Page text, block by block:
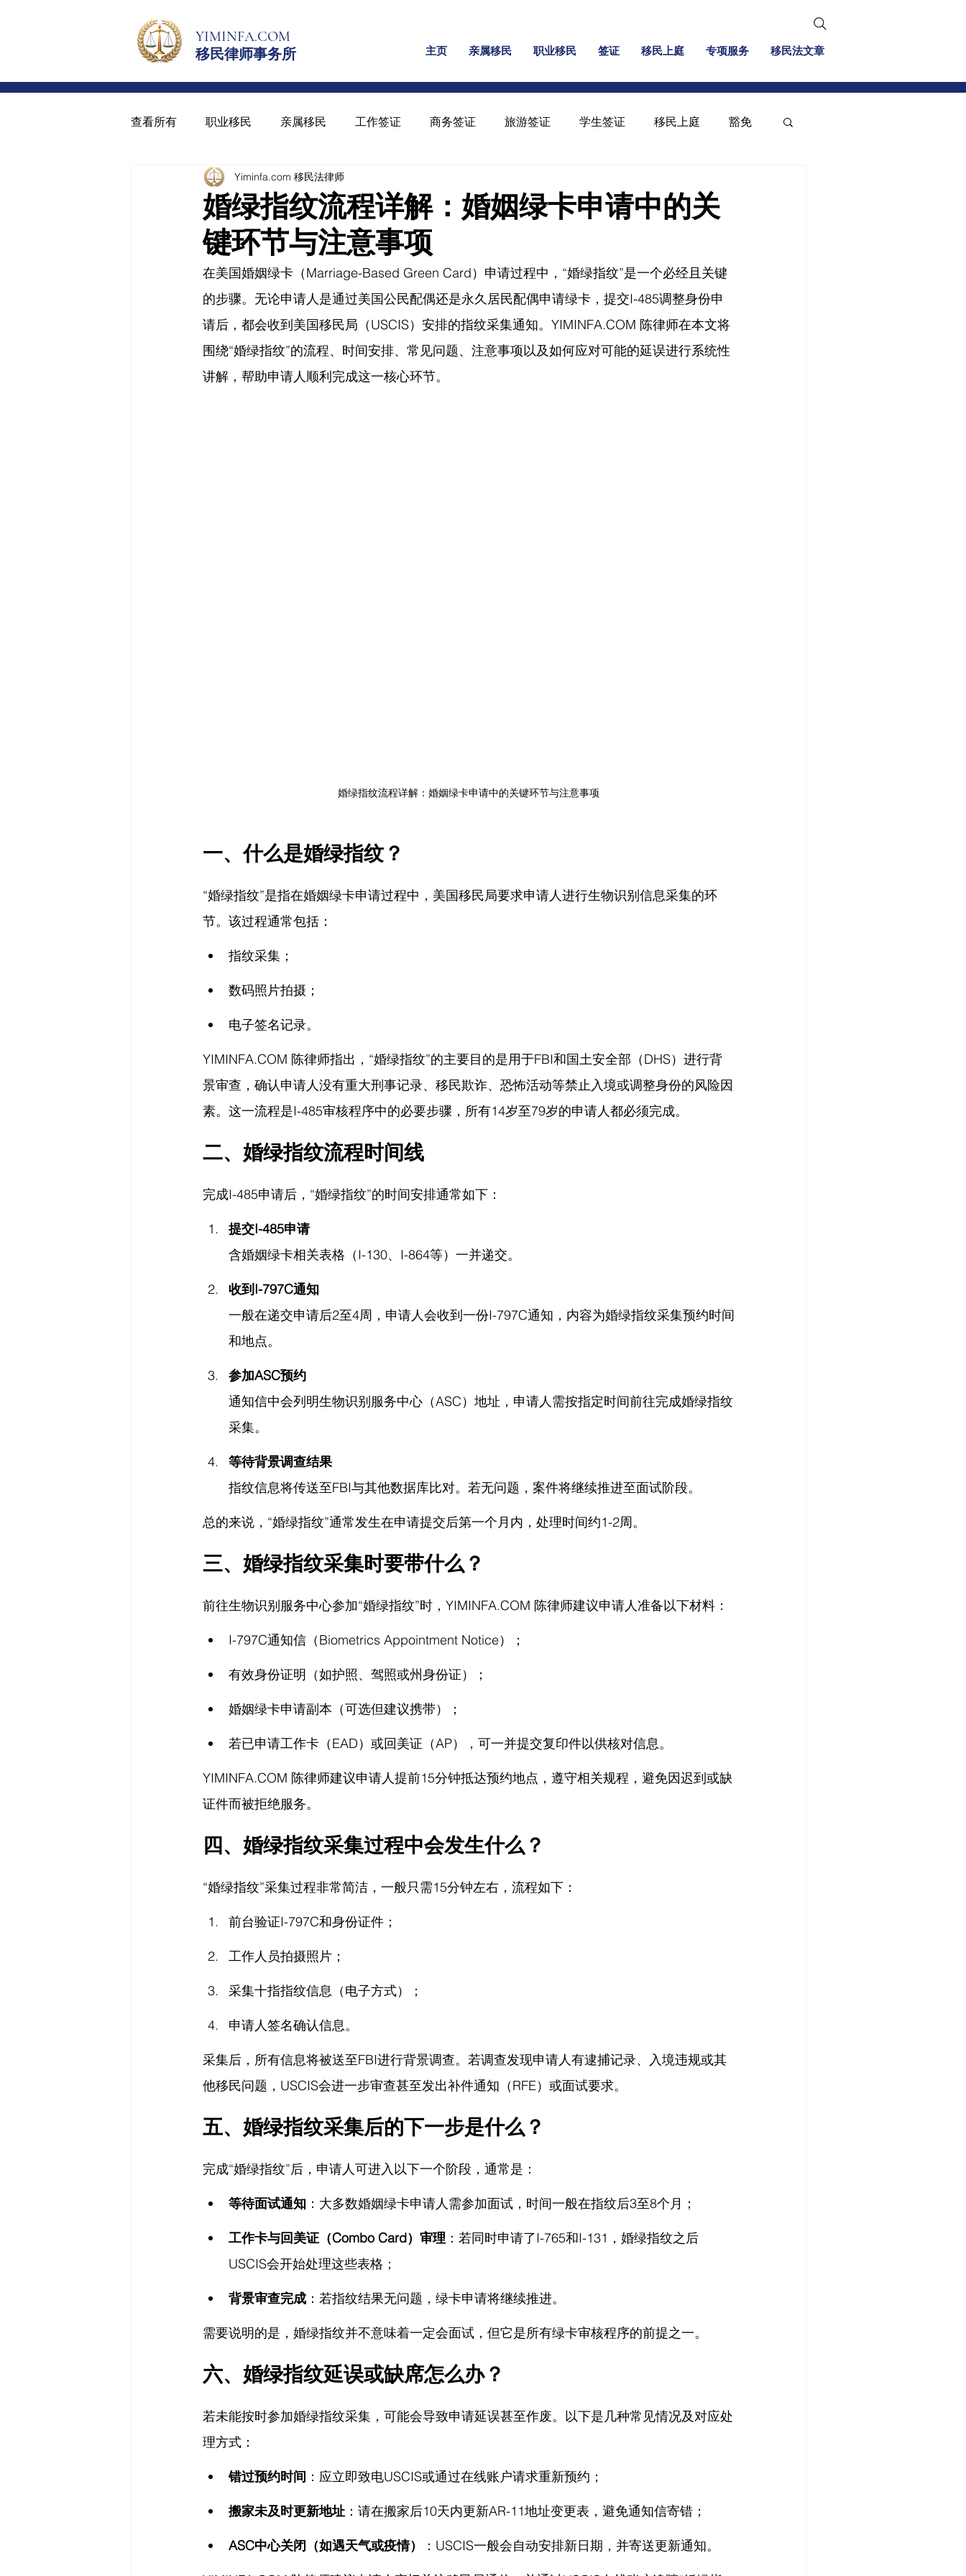
YIMINFA.COM
移民律师事务所
主页 亲属移民 职业移民 签证 移民上庭 专项服务 移民法文章
查看所有 职业移民 亲属移民 工作签证 商务签证 旅游签证 学生签证 移民上庭 豁免
绿卡与入籍 青少年绿卡 保释
婚绿指纹流程详解：婚姻绿卡申请中的关
键环节与注意事项
Yiminfa.com 移民法律师
在美国婚姻绿卡（Marriage-Based Green Card）申请过程中，“婚绿指纹”是一个必经且关键
的步骤。无论申请人是通过美国公民配偶还是永久居民配偶申请绿卡，提交I-485调整身份申
请后，都会收到美国移民局（USCIS）安排的指纹采集通知。 YIMINFA.COM 陈律师在本文将
围绕“婚绿指纹”的流程、时间安排、常见问题、注意事项以及如何应对可能的延误进行系统性
讲解，帮助申请人顺利完成这一核心环节。
婚绿指纹流程详解：婚姻绿卡申请中的关键环节与注意事项
一、什么是婚绿指纹？
“婚绿指纹”是指在婚姻绿卡申请过程中，美国移民局要求申请人进行生物识别信息采集的环
节。该过程通常包括：
指纹采集；
数码照片拍摄；
电子签名记录。
YIMINFA.COM 陈律师指出， “婚绿指纹”的主要目的是用于FBI和国土安全部（DHS）进行背
景审查，确认申请人没有重大刑事记录、移民欺诈、恐怖活动等禁止入境或调整身份的风险因
素。这一流程是I-485审核程序中的必要步骤，所有14岁至79岁的申请人都必须完成。
二、婚绿指纹流程时间线
完成I-485申请后，“婚绿指纹”的时间安排通常如下：
提交I-485申请
含婚姻绿卡相关表格（I-130、I-864等）一并递交。
收到I-797C通知
一般在递交申请后2至4周，申请人会收到一份I-797C通知，内容为婚绿指纹采集预约时间
和地点。
参加ASC预约
通知信中会列明生物识别服务中心（ASC）地址，申请人需按指定时间前往完成婚绿指纹
采集。
等待背景调查结果
指纹信息将传送至FBI与其他数据库比对。若无问题，案件将继续推进至面试阶段。
总的来说，“婚绿指纹”通常发生在申请提交后第一个月内，处理时间约1-2周。
三、婚绿指纹采集时要带什么？
前往生物识别服务中心参加“婚绿指纹”时， YIMINFA.COM 陈律师建议申请人准备以下材料：
I-797C通知信（Biometrics Appointment Notice）；
有效身份证明（如护照、驾照或州身份证）；
婚姻绿卡申请副本（可选但建议携带）；
若已申请工作卡（EAD）或回美证（AP），可一并提交复印件以供核对信息。
YIMINFA.COM 陈律师建议申请人提前15分钟抵达预约地点，遵守相关规程，避免因迟到或缺
证件而被拒绝服务。
四、婚绿指纹采集过程中会发生什么？
“婚绿指纹”采集过程非常简洁，一般只需15分钟左右，流程如下：
前台验证I-797C和身份证件；
工作人员拍摄照片；
采集十指指纹信息（电子方式）；
申请人签名确认信息。
采集后，所有信息将被送至FBI进行背景调查。若调查发现申请人有逮捕记录、入境违规或其
他移民问题，USCIS会进一步审查甚至发出补件通知（RFE）或面试要求。
五、婚绿指纹采集后的下一步是什么？
完成“婚绿指纹”后，申请人可进入以下一个阶段，通常是：
等待面试通知 ：大多数婚姻绿卡申请人需参加面试，时间一般在指纹后3至8个月；
工作卡与回美证（Combo Card）审理 ：若同时申请了I-765和I-131，婚绿指纹之后
USCIS会开始处理这些表格；
背景审查完成 ：若指纹结果无问题，绿卡申请将继续推进。
需要说明的是，婚绿指纹并不意味着一定会面试，但它是所有绿卡审核程序的前提之一。
六、婚绿指纹延误或缺席怎么办？
若未能按时参加婚绿指纹采集，可能会导致申请延误甚至作废。以下是几种常见情况及对应处
理方式：
错过预约时间 ：应立即致电USCIS或通过在线账户请求重新预约；
搬家未及时更新地址 ：请在搬家后10天内更新AR-11地址变更表，避免通知信寄错；
ASC中心关闭（如遇天气或疫情） ：USCIS一般会自动安排新日期，并寄送更新通知。